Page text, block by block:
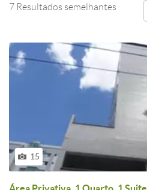
7 Resultados semelhantes
15